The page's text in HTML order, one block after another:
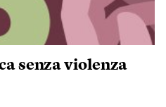
senza violenza